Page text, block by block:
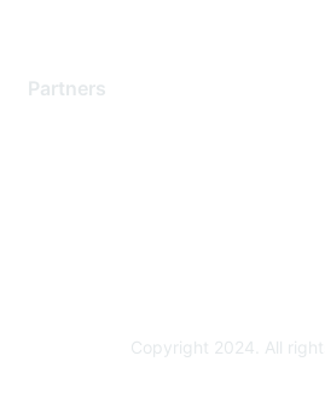
Partners
Copyright 2024. All